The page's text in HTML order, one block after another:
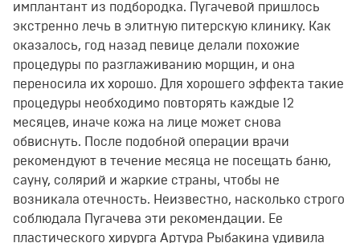
имплантант из подбородка. Пугачевой пришлось
экстренно лечь в элитную питерскую клинику. Как
оказалось, год назад певице делали похожие
процедуры по разглаживанию морщин, и она
переносила их хорошо. Для хорошего эффекта такие
процедуры необходимо повторять каждые 12
месяцев, иначе кожа на лице может снова
обвиснуть. После подобной операции врачи
рекомендуют в течение месяца не посещать баню,
сауну, солярий и жаркие страны, чтобы не
возникала отечность. Неизвестно, насколько строго
соблюдала Пугачева эти рекомендации. Ее
пластического хирурга Артура Рыбакина удивила